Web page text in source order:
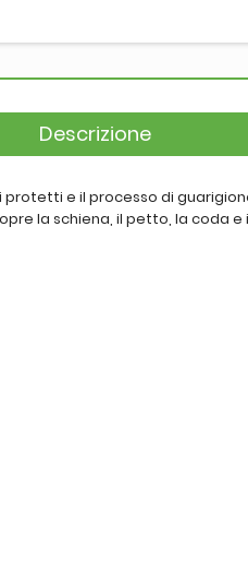
Descrizione
e il processo di
la schiena, il petto, la coda e